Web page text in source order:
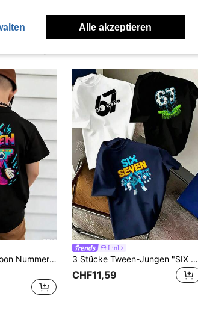
Angeschaut
Jungen "6 7" Cartoon Nummer Grafik Loose T-Shirt, coole Streetstyle Sommer-Oberteile
Littl
3 Stücke Tween-Jungen "SIX SEVEN" 67 Grafik Muster T-Shirts, Fußball Tropfen und Pixel Roboter Design lässige kurzärmlige Rundhals Oberteile, Kinder Sommer Tops geeignet für Kinder und Jugendliche
CHF11,59
Alle akzeptieren